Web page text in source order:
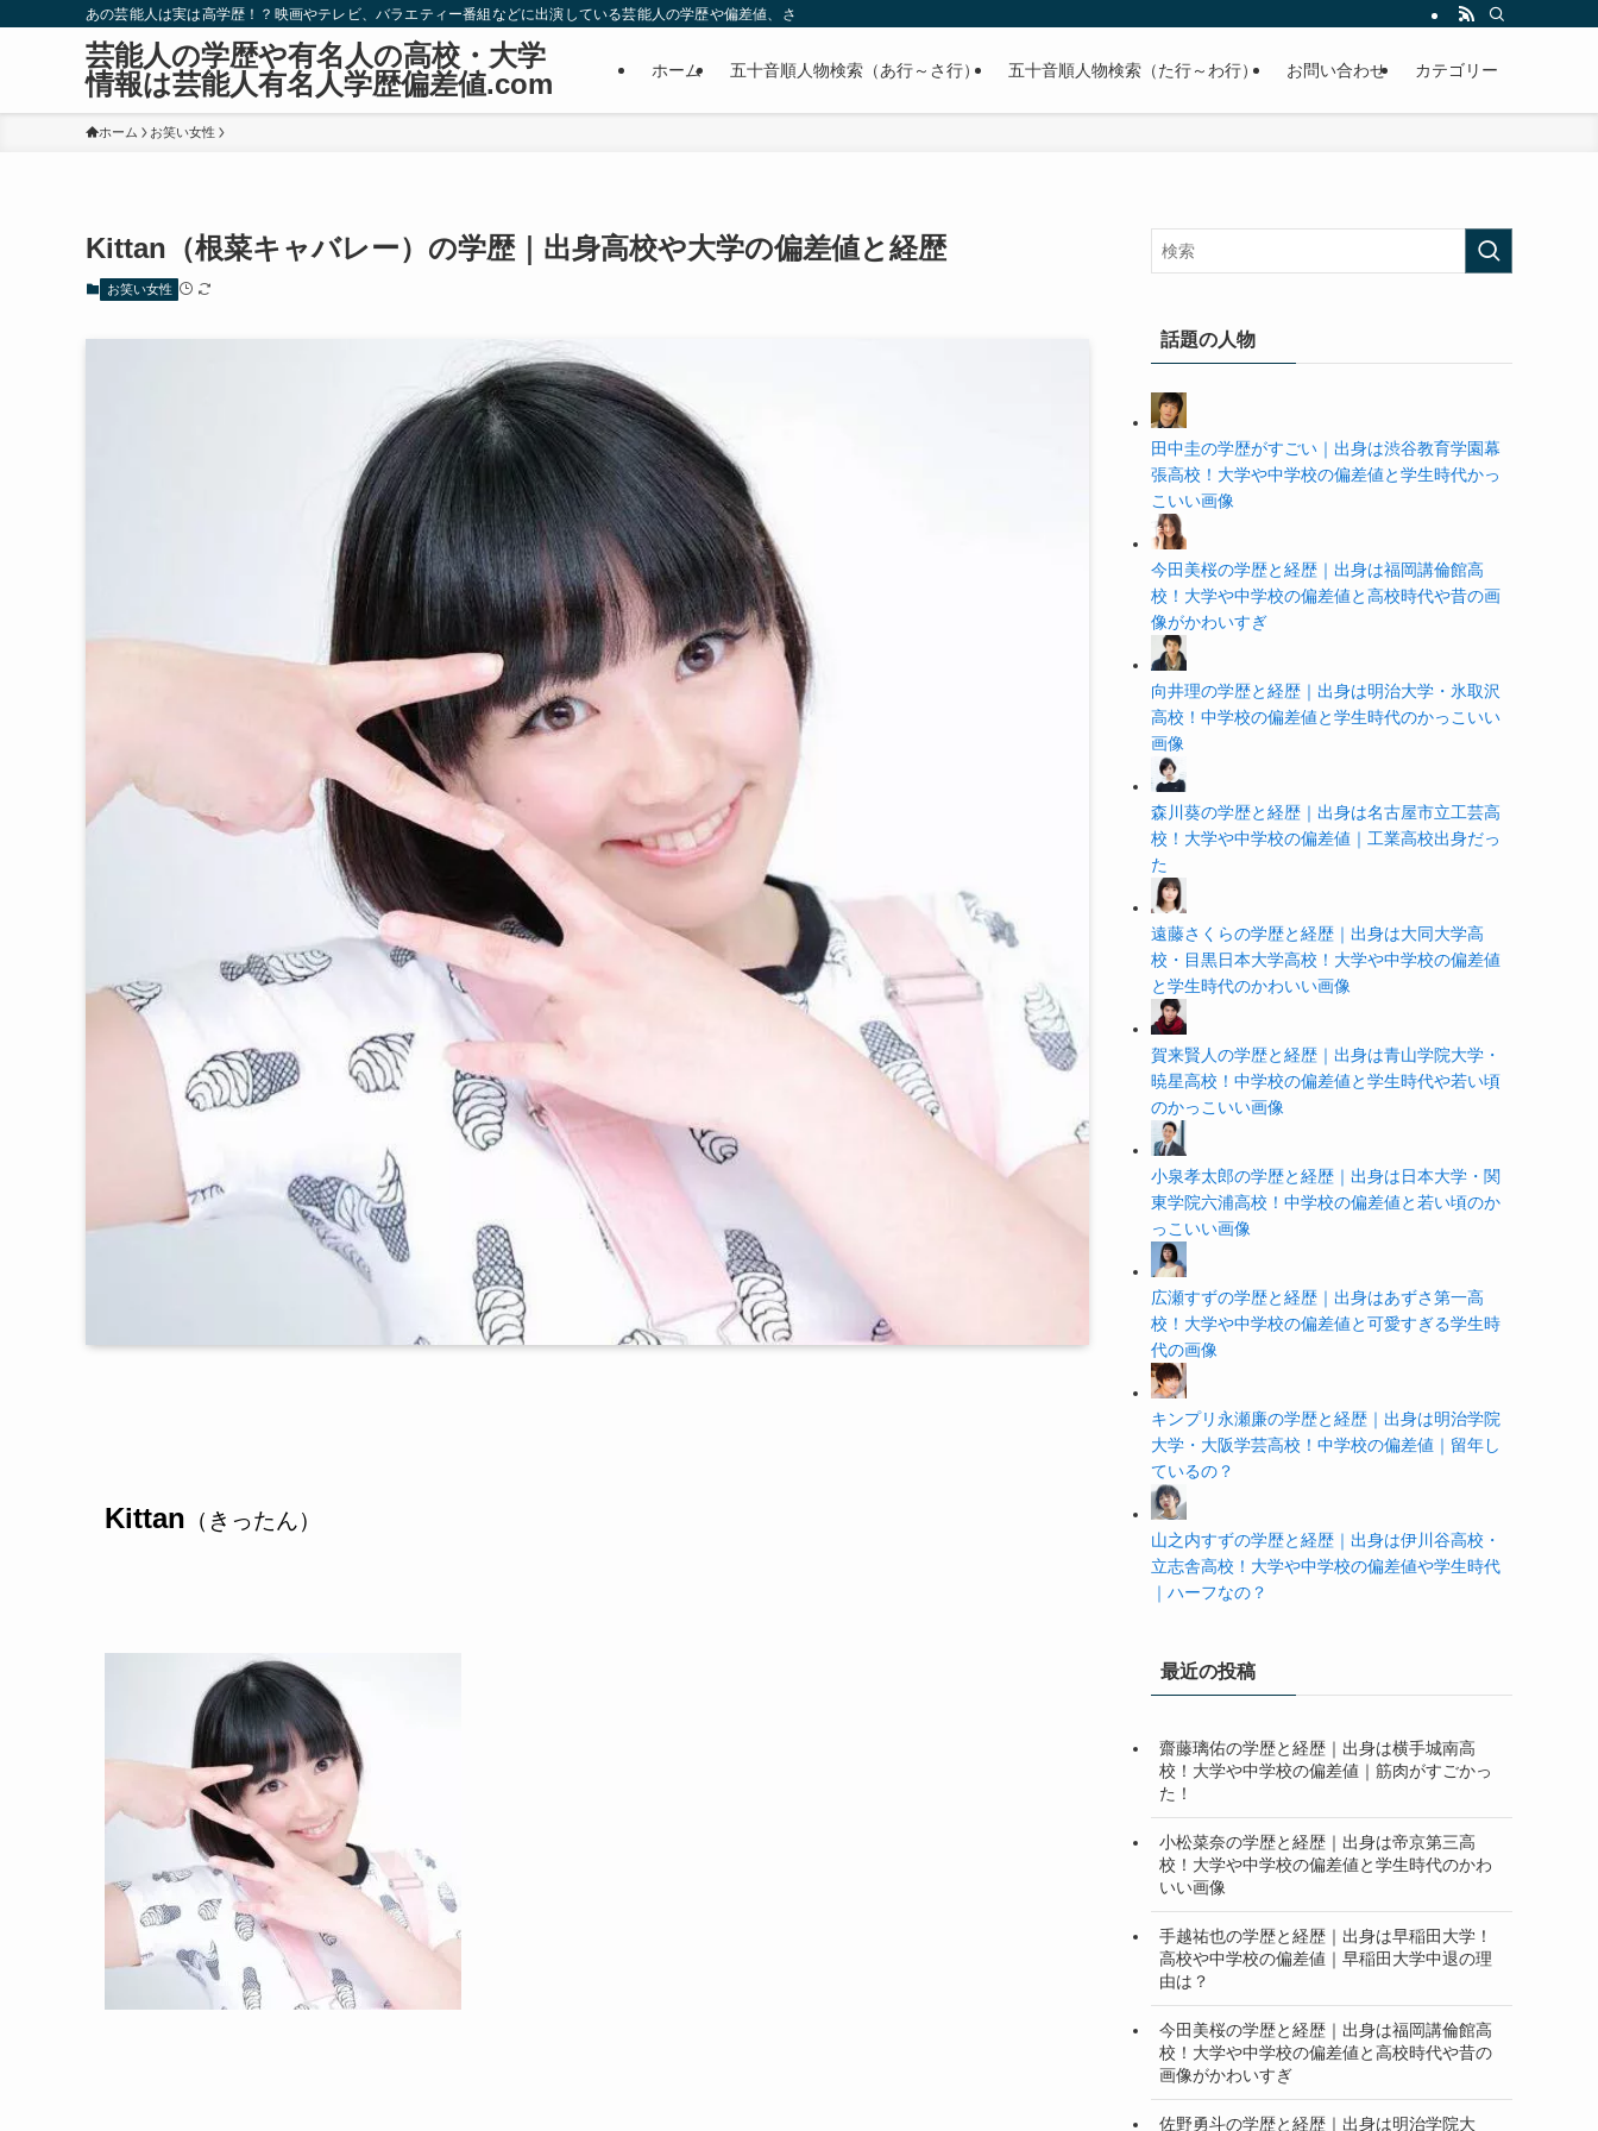
あの芸能人は実は高学歴！？映画やテレビ、バラエティー番組などに出演している芸能人の学歴や偏差値、さらに政治家やスポーツ選手などの有名人の学歴や高校・大学の偏差値まで紹介していきます。
芸能人の学歴や有名人の高校・大学
情報は芸能人有名人学歴偏差値.com
ホーム 五十音順人物検索（あ行～さ行） 五十音順人物検索（た行～わ行） お問い合わせ カテゴリー
ホーム お笑い女性
Kittan（根菜キャバレー）の学歴｜出身高校や大学の偏差値と経歴
お笑い女性
Kittan （きったん）
話題の人物
田中圭の学歴がすごい｜出身は渋谷教育学園幕
張高校！大学や中学校の偏差値と学生時代かっ
こいい画像
今田美桜の学歴と経歴｜出身は福岡講倫館高
校！大学や中学校の偏差値と高校時代や昔の画
像がかわいすぎ
向井理の学歴と経歴｜出身は明治大学・氷取沢
高校！中学校の偏差値と学生時代のかっこいい
画像
森川葵の学歴と経歴｜出身は名古屋市立工芸高
校！大学や中学校の偏差値｜工業高校出身だっ
た
遠藤さくらの学歴と経歴｜出身は大同大学高
校・目黒日本大学高校！大学や中学校の偏差値
と学生時代のかわいい画像
賀来賢人の学歴と経歴｜出身は青山学院大学・
暁星高校！中学校の偏差値と学生時代や若い頃
のかっこいい画像
小泉孝太郎の学歴と経歴｜出身は日本大学・関
東学院六浦高校！中学校の偏差値と若い頃のか
っこいい画像
広瀬すずの学歴と経歴｜出身はあずさ第一高
校！大学や中学校の偏差値と可愛すぎる学生時
代の画像
キンプリ永瀬廉の学歴と経歴｜出身は明治学院
大学・大阪学芸高校！中学校の偏差値｜留年し
ているの？
山之内すずの学歴と経歴｜出身は伊川谷高校・
立志舎高校！大学や中学校の偏差値や学生時代
｜ハーフなの？
最近の投稿
齋藤璃佑の学歴と経歴｜出身は横手城南高
校！大学や中学校の偏差値｜筋肉がすごかっ
た！
小松菜奈の学歴と経歴｜出身は帝京第三高
校！大学や中学校の偏差値と学生時代のかわ
いい画像
手越祐也の学歴と経歴｜出身は早稲田大学！
高校や中学校の偏差値｜早稲田大学中退の理
由は？
今田美桜の学歴と経歴｜出身は福岡講倫館高
校！大学や中学校の偏差値と高校時代や昔の
画像がかわいすぎ
佐野勇斗の学歴と経歴｜出身は明治学院大